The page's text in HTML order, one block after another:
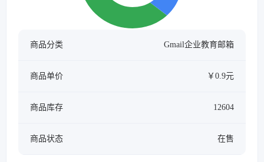
商品分类 Gmail企业教育邮箱
商品单价 ￥0.9元
商品库存 12604
商品状态 在售